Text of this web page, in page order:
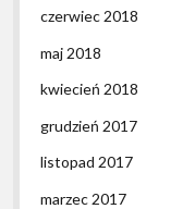
czerwiec 2018
maj 2018
kwiecień 2018
grudzień 2017
listopad 2017
marzec 2017